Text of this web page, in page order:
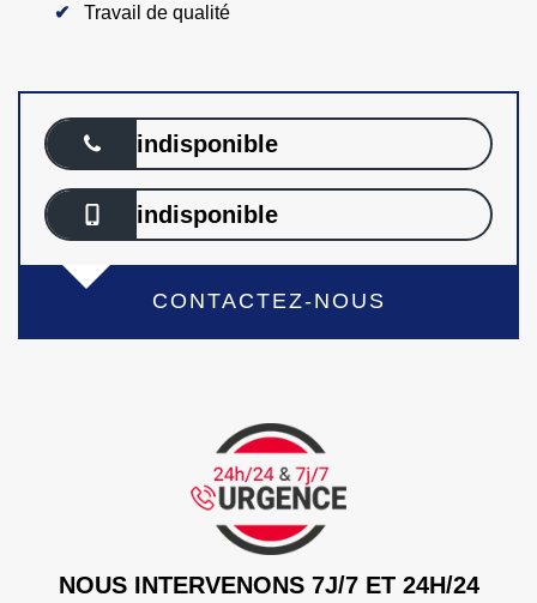
Travail de qualité
indisponible
indisponible
CONTACTEZ-NOUS
NOUS INTERVENONS 7J/7 ET 24H/24